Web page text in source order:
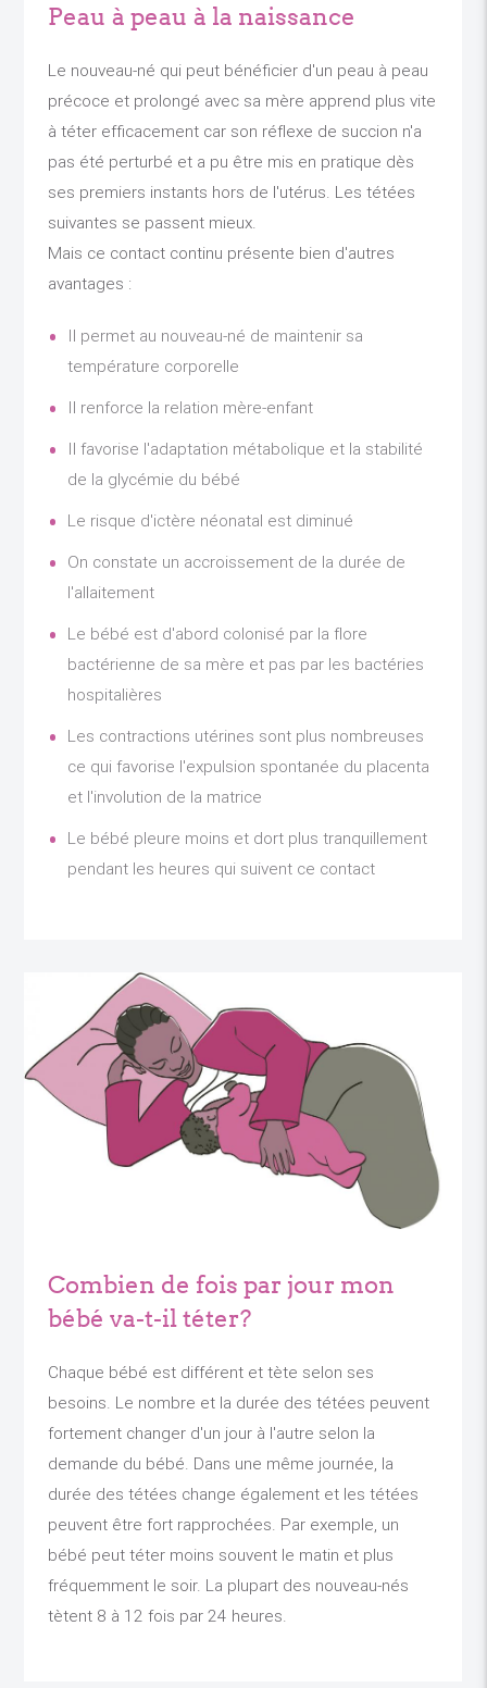
Peau à peau à la naissance
Le nouveau-né qui peut bénéficier d'un peau à peau
précoce et prolongé avec sa mère apprend plus vite
à téter efficacement car son réflexe de succion n'a
pas été perturbé et a pu être mis en pratique dès
ses premiers instants hors de l'utérus. Les tétées
suivantes se passent mieux.
Mais ce contact continu présente bien d'autres
avantages :
Il permet au nouveau-né de maintenir sa
température corporelle
Il renforce la relation mère-enfant
Il favorise l'adaptation métabolique et la stabilité
de la glycémie du bébé
Le risque d'ictère néonatal est diminué
On constate un accroissement de la durée de
l'allaitement
Le bébé est d'abord colonisé par la flore
bactérienne de sa mère et pas par les bactéries
hospitalières
Les contractions utérines sont plus nombreuses
ce qui favorise l'expulsion spontanée du placenta
et l'involution de la matrice
Le bébé pleure moins et dort plus tranquillement
pendant les heures qui suivent ce contact
Combien de fois par jour mon
bébé va-t-il téter?
Chaque bébé est différent et tète selon ses
besoins. Le nombre et la durée des tétées peuvent
fortement changer d'un jour à l'autre selon la
demande du bébé. Dans une même journée, la
durée des tétées change également et les tétées
peuvent être fort rapprochées. Par exemple, un
bébé peut téter moins souvent le matin et plus
fréquemment le soir. La plupart des nouveau-nés
tètent 8 à 12 fois par 24 heures.